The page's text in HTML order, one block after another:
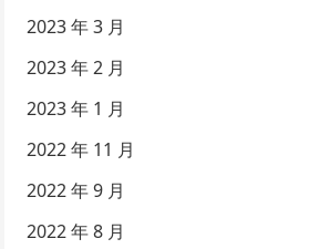
2023 年 3 月
2023 年 2 月
2023 年 1 月
2022 年 11 月
2022 年 9 月
2022 年 8 月